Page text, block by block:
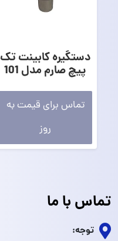
دستگیره کابینت تک
پیچ صارم مدل 101
تماس برای قیمت به
روز
تماس با ما
توجه: